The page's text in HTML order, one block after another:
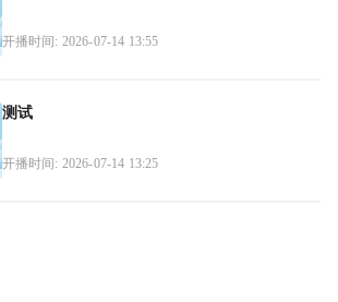
开播时间: 2026-07-14 13:55
测试
开播时间: 2026-07-14 13:25